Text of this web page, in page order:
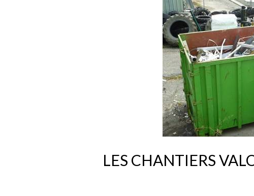
LES CHANTIERS